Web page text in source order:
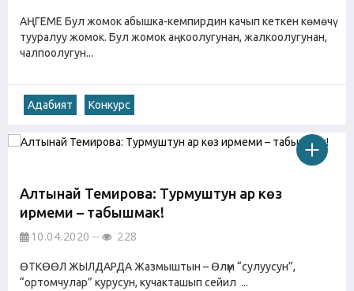
АҢГЕМЕ Бул жомок абышка-кемпирдин качып кеткен көмөчү
тууралуу жомок. Бул жомок аңкоолугунан, жалкоолугунан,
чалпоолугун...
Адабият Конкурс
Алтынай Темирова: Турмуштун ар көз
ирмеми – табышмак!
10.04.2020 228
ӨТКӨӨЛ ЖЫЛДАРДА Жазмыштын – Өлүм “сулуусун”,
“ортомчулар” курусун, кучакташып сейил ...